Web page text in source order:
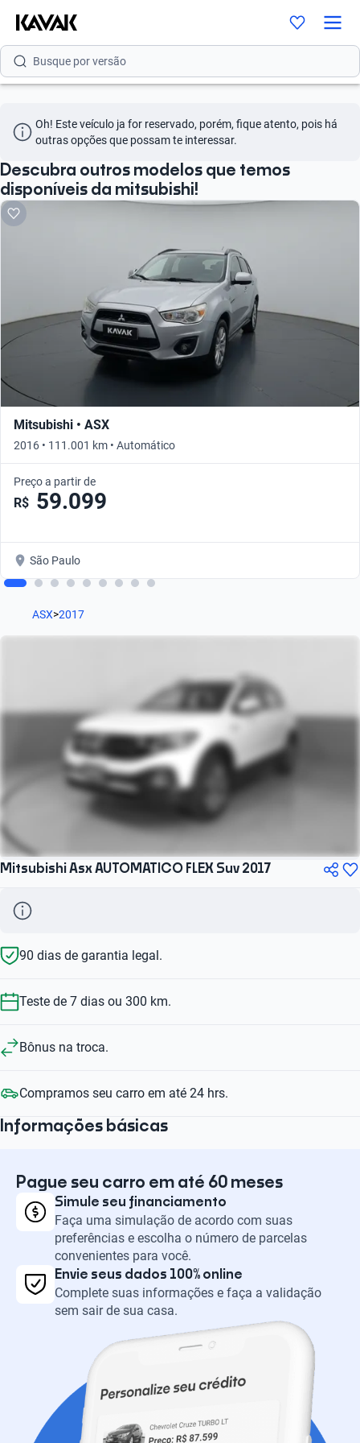
Busque por modelo
Busque por versão
Busque por marca
Busque por modelo
Busque por versão
Oh! Este veículo ja for reservado, porém, fique atento, pois há
outras opções que possam te interessar.
Descubra outros modelos que temos
disponíveis da mitsubishi!
Mitsubishi • ASX
2016 • 111.001 km • Automático
Preço a partir de
R$ 59.099
São Paulo
ASX>2017
Mitsubishi Asx AUTOMATICO FLEX Suv 2017
90 dias de garantia legal.
Teste de 7 dias ou 300 km.
Bônus na troca.
Compramos seu carro em até 24 hrs.
Informações básicas
Pague seu carro em até 60 meses
Simule seu financiamento
Faça uma simulação de acordo com suas
preferências e escolha o número de parcelas
convenientes para você.
Envie seus dados 100% online
Complete suas informações e faça a validação
sem sair de sua casa.